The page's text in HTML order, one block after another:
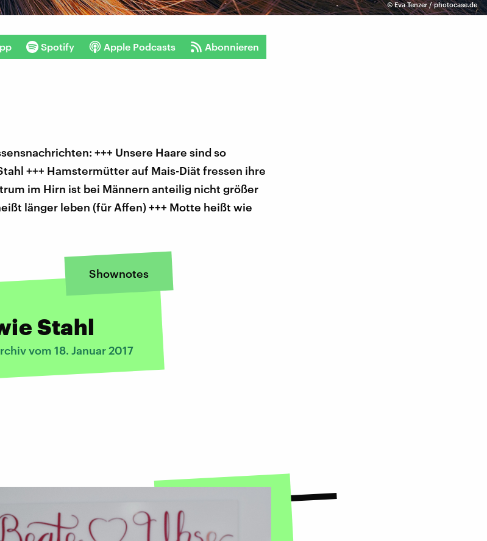
©Eva Tenzer / photocase.de
Spotify Apple Podcasts Abonnieren
+++ Unsere Haare sind so
+++ Hamstermütter auf Mais-Diät fressen ihre
im Hirn ist bei Männern anteilig nicht größer
länger leben (für Affen) +++ Motte heißt wie
Shownotes
Stahl
vom 18. Januar 2017